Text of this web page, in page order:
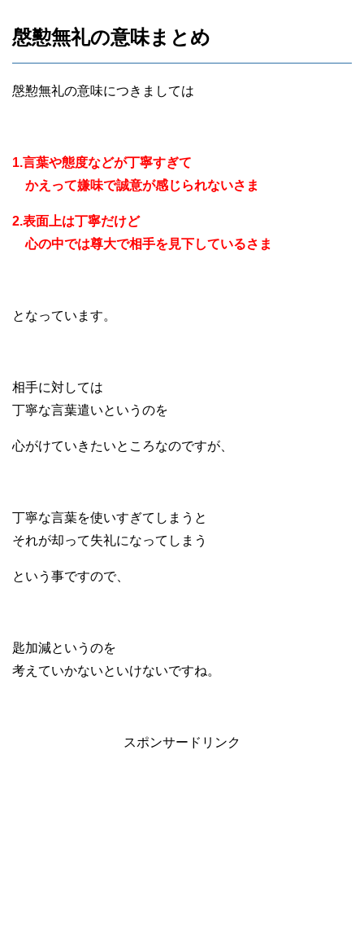
慇懃無礼の意味まとめ
慇懃無礼の意味につきましては
1.言葉や態度などが丁寧すぎて
かえって嫌味で誠意が感じられないさま
2.表面上は丁寧だけど
心の中では尊大で相手を見下しているさま
となっています。
相手に対しては
丁寧な言葉遣いというのを
心がけていきたいところなのですが、
丁寧な言葉を使いすぎてしまうと
それが却って失礼になってしまう
という事ですので、
匙加減というのを
考えていかないといけないですね。
スポンサードリンク